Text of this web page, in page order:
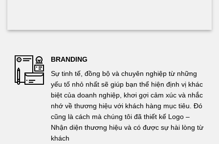
BRANDING
Sự tinh tế, đồng bộ và chuyên nghiệp từ những
yếu tố nhỏ nhất sẽ giúp bạn thể hiện định vị khác
biệt của doanh nghiệp, khơi gợi cảm xúc và nhắc
nhớ về thương hiệu với khách hàng mục tiêu. Đó
cũng là cách mà chúng tôi đã thiết kế Logo –
Nhận diện thương hiệu và có được sự hài lòng từ
khách